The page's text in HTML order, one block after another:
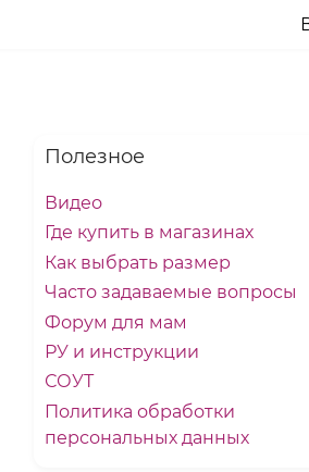
Полезное
Видео
Где купить в магазинах
Как выбрать размер
Часто задаваемые вопросы
Форум для мам
РУ и инструкции
СОУТ
Политика обработки
персональных данных